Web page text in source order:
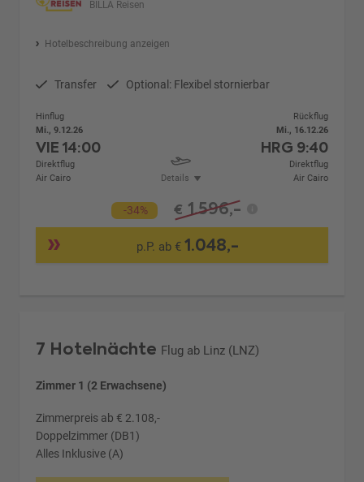
BILLA Reisen
Hotelbeschreibung anzeigen
Transfer Optional: Flexibel stornierbar
Hinflug
Mi., 9.12.26
VIE14:00
Direktflug
Air Cairo
Details
Rückflug
Mi., 16.12.26
HRG 9:40
Direktflug
Air Cairo
-34% € 1.596,-
p.P. ab €1.048,-
7 Hotelnächte Flug ab Linz (LNZ)
Zimmer 1 (2 Erwachsene)
Zimmerpreis ab € 2.108,-
Doppelzimmer (DB1)
Alles Inklusive (A)